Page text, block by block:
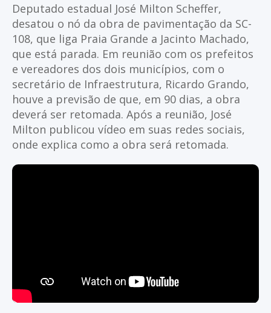
Deputado estadual José Milton Scheffer,
desatou o nó da obra de pavimentação da SC-
108, que liga Praia Grande a Jacinto Machado,
que está parada. Em reunião com os prefeitos
e vereadores dos dois municípios, com o
secretário de Infraestrutura, Ricardo Grando,
houve a previsão de que, em 90 dias, a obra
deverá ser retomada. Após a reunião, José
Milton publicou vídeo em suas redes sociais,
onde explica como a obra será retomada.